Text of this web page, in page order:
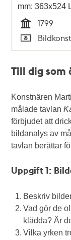
mm: 363x524
Tid
1799
Typ
Bildkonst
Till dig som
Konstnären
målade tavlan
förbjudet att
bildanalys av
tavlan berättar
Uppgift 1:
Beskriv
Vad gör de
klädda? Är
Vilka yrken